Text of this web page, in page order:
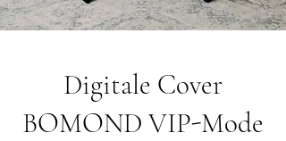
Digitale Cover
BOMOND VIP-Mode